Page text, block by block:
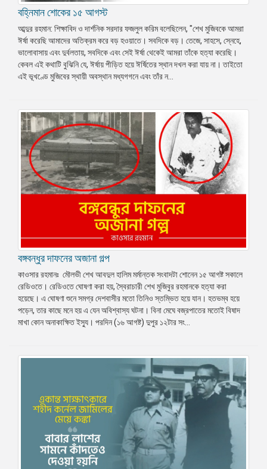
বহ্নিমান শোকের ১৫ আগস্ট
আব্দুর রহমান: শিক্ষাবিদ ও দার্শনিক সরদার ফজলুল করিম বলেছিলেন, "শেখ মুজিবকে আমরা
ঈর্ষা করেছি আমাদের অতিক্রম করে বড় হওয়াতে। সবদিকে বড়। তেজে, সাহসে, স্নেহে,
ভালোবাসায় এবং দুর্বলতায়, সবদিকে এবং সেই ঈর্ষা থেকেই আমরা তাঁকে হত্যা করেছি।
কেবল এই কথাটি বুঝিনি যে, ঈর্ষায় পীড়িত হয়ে ঈর্ষিতের স্থান দখল করা যায় না। তাইতো
এই ভূখণ্ডে মুজিবের স্থায়ী অবস্থান মধ্যগগনে এবং তাঁর ন...
বঙ্গবন্ধুর দাফনের অজানা গল্প
কাওসার রহমানঃ মৌলভী শেখ আবদুল হালিম মর্মান্তক সংবাদটা শোনেন ১৫ আগষ্ট সকালে
রেডিওতে। রেডিওতে ঘোষণা করা হয়, স্বৈরাচারী শেখ মুজিবুর রহমানকে হত্যা করা
হয়েছে। এ ঘোষণা শুনে সমগ্র দেশবাসীর মতো তিনিও স্তম্ভিত হয়ে যান। হতভম্ব হয়ে
পড়েন, তার কাছে মনে হয় এ যেন অবিশ্বাস্য ঘটনা। বিনা মেঘে বজ্রপাতের মতোই বিষাদ
মাখা কোন অনাকাক্ষিত ইস্যু। পরদিন (১৬ আগষ্ট) দুপুর ১২টার সং...